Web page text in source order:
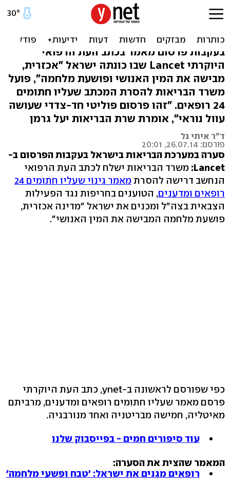
משרד הבריאות: מכתב
הרופאים 'גובל בעלילת דם'
בעקבות פרסום מאמר בכתב העת הרפואי
היוקרתי Lancet שבו כונתה ישראל "אכזרית,
מבישה את המין האנושי ופושעת מלחמה", פועל
משרד הבריאות להסרת המכתב שעליו חתומים
24 רופאים. "זהו פרסום פוליטי חד-צדדי שעושה
עוול נוראי", אומרת שרת הבריאות יעל גרמן
ד"ר איתי גל
פורסם: 26.07.14, 20:01
סערה במערכת הבריאות בישראל בעקבות הפרסום ב-
Lancet: משרד הבריאות ישלח לכתב העת הרפואי
הנחשב דרישה להסרת
מאמר גינוי שעליו חתומים 24
רופאים ומדענים, הטוענים בחריפות נגד הפעילות
הצבאית בצה"ל ומכנים את ישראל "מדינה אכזרית,
פושעת מלחמה המבישה את המין האנושי".
כפי שפורסם לראשונה ב-ynet, כתב העת היוקרתי
פרסם מאמר שעליו חתומים רופאים ומדענים, מרביתם
מאיטליה, חמישה מבריטניה ואחד מנורבגיה.
עוד סיפורים חמים - בפייסבוק שלנו
המאמר שהצית את הסערה:
רופאים מגנים את ישראל: 'טבח ופשעי מלחמה'